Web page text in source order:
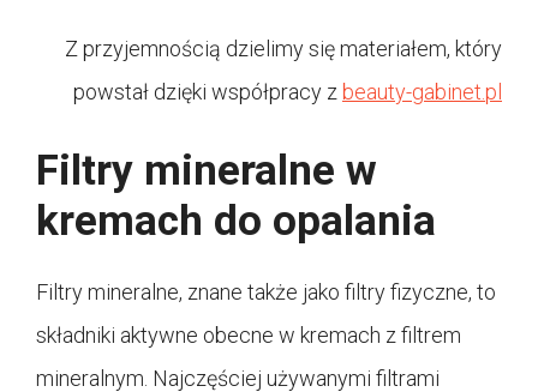
Z przyjemnością dzielimy się materiałem, który
powstał dzięki współpracy z beauty-gabinet.pl
Filtry mineralne w
kremach do opalania
Filtry mineralne, znane także jako filtry fizyczne, to
składniki aktywne obecne w kremach z filtrem
mineralnym. Najczęściej używanymi filtrami